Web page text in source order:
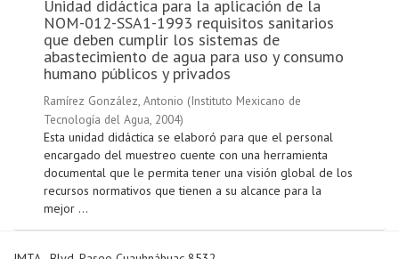
Unidad didáctica para la aplicación de la
NOM-012-SSA1-1993 requisitos sanitarios
que deben cumplir los sistemas de
abastecimiento de agua para uso y consumo
humano públicos y privados
Ramírez González, Antonio (Instituto Mexicano de
Tecnología del Agua, 2004)
Esta unidad didáctica se elaboró para que el personal
encargado del muestreo cuente con una herramienta
documental que le permita tener una visión global de los
recursos normativos que tienen a su alcance para la
mejor ...